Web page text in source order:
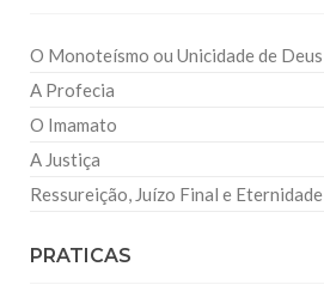
O Monoteísmo ou Unicidade de Deus
A Profecia
O Imamato
A Justiça
Ressureição, Juízo Final e Eternidade
PRATICAS